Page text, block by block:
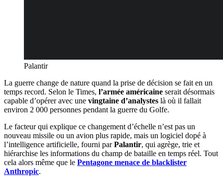
Palantir
La guerre change de nature quand la prise de décision se fait en un
temps record. Selon le Times, l’armée américaine serait désormais
capable d’opérer avec une vingtaine d’analystes là où il fallait
environ 2 000 personnes pendant la guerre du Golfe.
Le facteur qui explique ce changement d’échelle n’est pas un
nouveau missile ou un avion plus rapide, mais un logiciel dopé à
l’intelligence artificielle, fourni parPalantir, qui agrège, trie et
hiérarchise les informations du champ de bataille en temps réel. Tout
cela alors même que le Pentagone menace de blacklister
Anthropic.